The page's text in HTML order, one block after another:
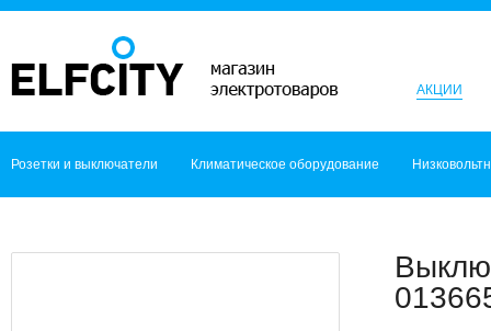
АКЦИИ
Розетки и выключатели Климатическое оборудование